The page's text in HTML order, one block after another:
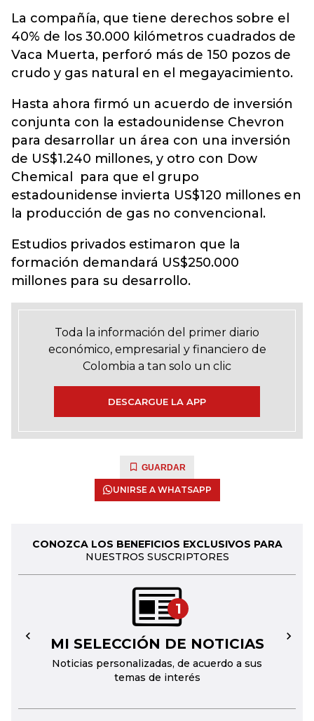
La compañía, que tiene derechos sobre el
40% de los 30.000 kilómetros cuadrados de
Vaca Muerta, perforó más de 150 pozos de
crudo y gas natural en el megayacimiento.
Hasta ahora firmó un acuerdo de inversión
conjunta con la estadounidense Chevron
para desarrollar un área con una inversión
de US$1.240 millones, y otro con Dow
Chemical para que el grupo
estadounidense invierta US$120 millones en
la producción de gas no convencional.
Estudios privados estimaron que la
formación demandará US$250.000
millones para su desarrollo.
Toda la información del primer diario
económico, empresarial y financiero de
Colombia a tan solo un clic
DESCARGUE LA APP
GUARDAR
UNIRSE A WHATSAPP
CONOZCA LOS BENEFICIOS EXCLUSIVOS PARA
NUESTROS SUSCRIPTORES
1
MI SELECCIÓN DE NOTICIAS
Noticias personalizadas, de acuerdo a sus
temas de interés
← →